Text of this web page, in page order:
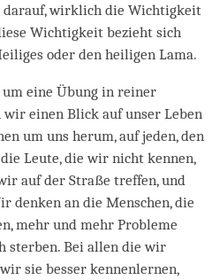
darauf, wirklich die Wichtigkeit
Wichtigkeit bezieht sich
oder den heiligen Lama.
eine Übung in reiner
einen Blick auf unser Leben
um uns herum, auf jeden, den
Leute, die wir nicht kennen,
auf der Straße treffen, und
denken an die Menschen, die
mehr und mehr Probleme
sterben. Bei allen die wir
sie besser kennenlernen,